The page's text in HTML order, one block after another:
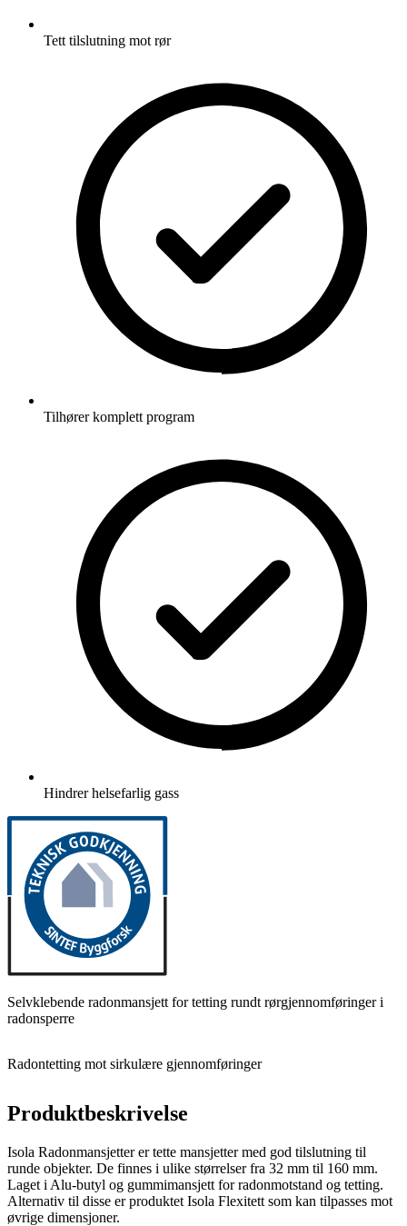
Tett tilslutning mot rør
Tilhører komplett program
Hindrer helsefarlig gass
Selvklebende radonmansjett for tetting rundt rørgjennomføringer i
radonsperre
Radontetting mot sirkulære gjennomføringer
Produktbeskrivelse
Isola Radonmansjetter er tette mansjetter med god tilslutning til
runde objekter. De finnes i ulike størrelser fra 32 mm til 160 mm.
Laget i Alu-butyl og gummimansjett for radonmotstand og tetting.
Alternativ til disse er produktet Isola Flexitett som kan tilpasses mot
øvrige dimensjoner.